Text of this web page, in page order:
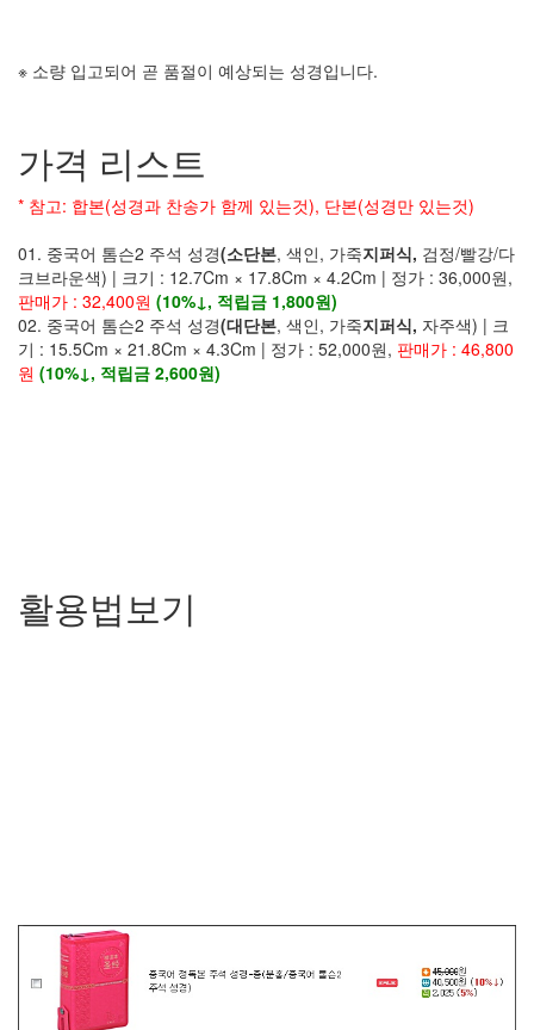
※ 소량 입고되어 곧 품절이 예상되는 성경입니다.
가격 리스트
* 참고: 합본(성경과 찬송가 함께 있는것), 단본(성경만 있는것)
01. 중국어 톰슨2 주석 성경(소단본, 색인, 가죽지퍼식, 검정/빨강/다
크브라운색) | 크기 : 12.7Cm × 17.8Cm × 4.2Cm | 정가 : 36,000원,
판매가 : 32,400원 (10%↓, 적립금 1,800원)
02. 중국어 톰슨2 주석 성경(대단본, 색인, 가죽지퍼식, 자주색) | 크
기 : 15.5Cm × 21.8Cm × 4.3Cm | 정가 : 52,000원, 판매가 : 46,800
원 (10%↓, 적립금 2,600원)
활용법보기